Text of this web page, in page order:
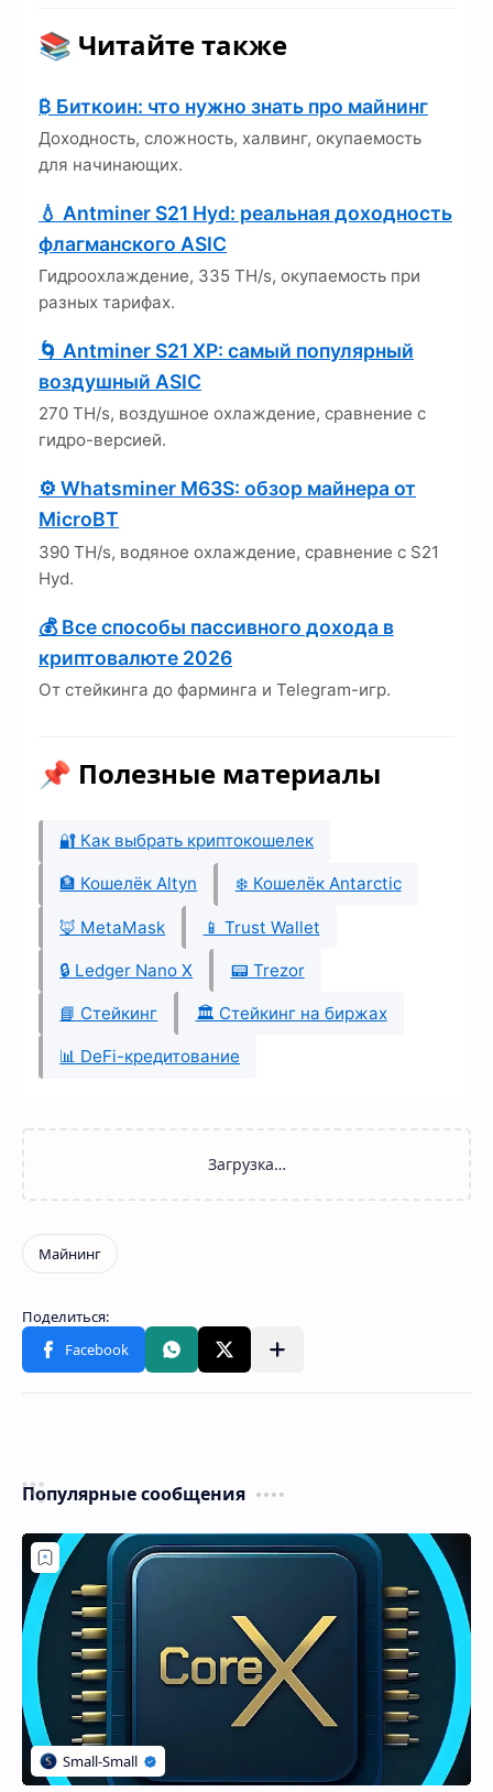
📚 Читайте также
₿ Биткоин: что нужно знать про майнинг
Доходность, сложность, халвинг, окупаемость
для начинающих.
💧 Antminer S21 Hyd: реальная доходность
флагманского ASIC
Гидроохлаждение, 335 TH/s, окупаемость при
разных тарифах.
🌀 Antminer S21 XP: самый популярный
воздушный ASIC
270 TH/s, воздушное охлаждение, сравнение с
гидро-версией.
⚙️ Whatsminer M63S: обзор майнера от
MicroBT
390 TH/s, водяное охлаждение, сравнение с S21
Hyd.
💰 Все способы пассивного дохода в
криптовалюте 2026
От стейкинга до фарминга и Telegram-игр.
📌 Полезные материалы
🔐 Как выбрать криптокошелек
🏦 Кошелёк Altyn ❄️ Кошелёк Antarctic
🦊 MetaMask 📱 Trust Wallet
🔒 Ledger Nano X 📟 Trezor
📘 Стейкинг 🏛️ Стейкинг на биржах
📊 DeFi-кредитование
Популярные сообщения